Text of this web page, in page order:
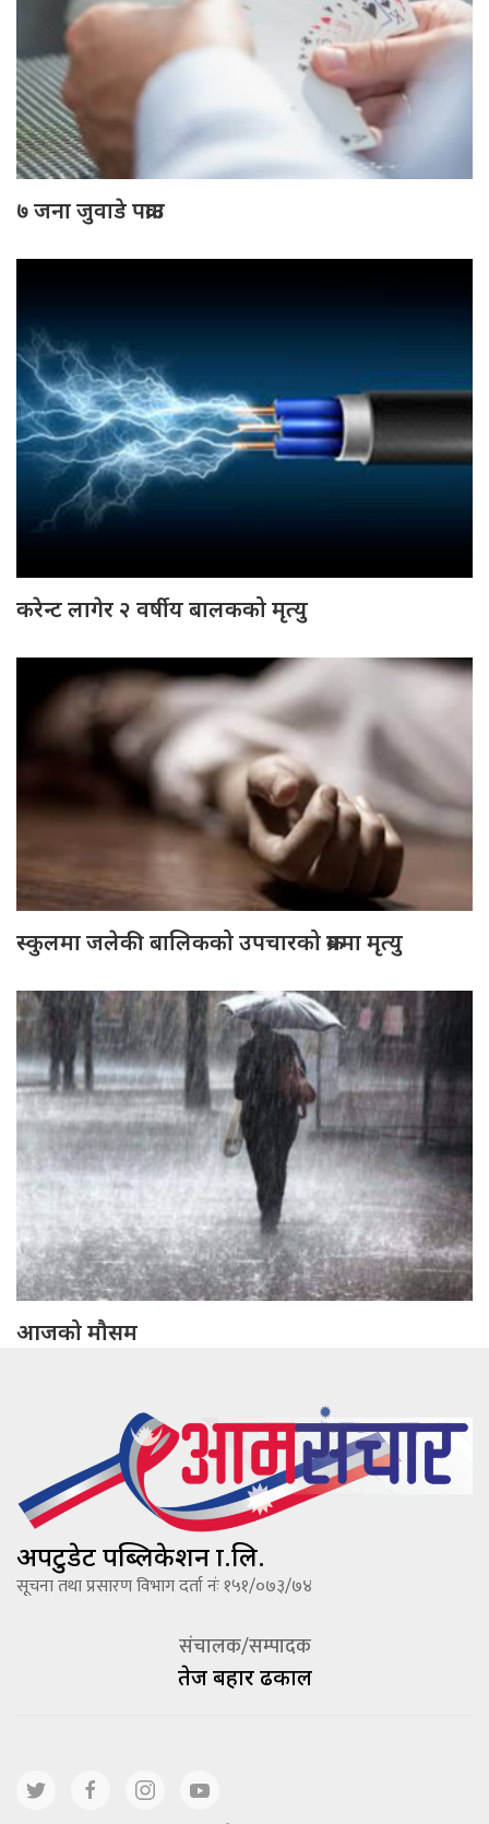
७ जना जुवाडे पक्राउ
करेन्ट लागेर २ वर्षीय बालकको मृत्यु
स्कुलमा जलेकी बालिकको उपचारको क्रममा मृत्यु
आजको मौसम
अपटुडेट पब्लिकेशन प्रा.लि.
सूचना तथा प्रसारण विभाग दर्ता नंः १५१/०७३/७४
संचालक/सम्पादक
तेज बहादूर ढकाल